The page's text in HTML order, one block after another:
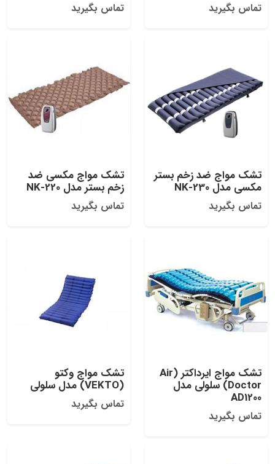
تماس بگیرید تماس بگیرید
تشک مواج ضد زخم بستر
مکسی مدل NK-230
تماس بگیرید
تشک مواج مکسی ضد
زخم بستر مدل NK-220
تماس بگیرید
تشک مواج ایرداکتر (Air
Doctor) سلولی مدل
AD1200
تماس بگیرید
تشک مواج وکتو
(VEKTO) مدل سلولی
تماس بگیرید